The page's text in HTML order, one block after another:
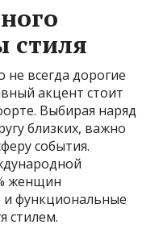
стиля
не всегда дорогие
акцент стоит
Выбирая наряд
близких, важно
события.
женщин
функциональные
стилем.